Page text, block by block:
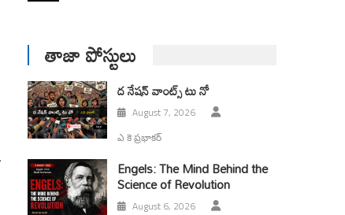
తాజా పోస్టులు
ద నేషన్ వాంట్స్ టు నో
August 7, 2026
ఎ కె ప్రభాకర్
Engels: The Mind Behind the
Science of Revolution
August 6, 2026